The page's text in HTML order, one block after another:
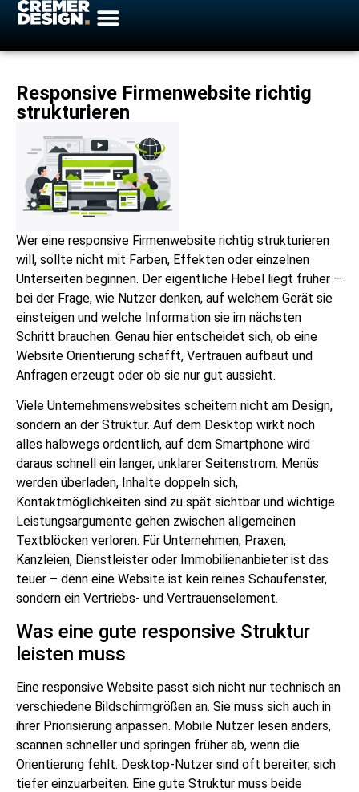
Responsive Firmenwebsite richtig
strukturieren
Wer eine responsive Firmenwebsite richtig strukturieren
will, sollte nicht mit Farben, Effekten oder einzelnen
Unterseiten beginnen. Der eigentliche Hebel liegt früher –
bei der Frage, wie Nutzer denken, auf welchem Gerät sie
einsteigen und welche Information sie im nächsten
Schritt brauchen. Genau hier entscheidet sich, ob eine
Website Orientierung schafft, Vertrauen aufbaut und
Anfragen erzeugt oder ob sie nur gut aussieht.
Viele Unternehmenswebsites scheitern nicht am Design,
sondern an der Struktur. Auf dem Desktop wirkt noch
alles halbwegs ordentlich, auf dem Smartphone wird
daraus schnell ein langer, unklarer Seitenstrom. Menüs
werden überladen, Inhalte doppeln sich,
Kontaktmöglichkeiten sind zu spät sichtbar und wichtige
Leistungsargumente gehen zwischen allgemeinen
Textblöcken verloren. Für Unternehmen, Praxen,
Kanzleien, Dienstleister oder Immobilienanbieter ist das
teuer – denn eine Website ist kein reines Schaufenster,
sondern ein Vertriebs- und Vertrauenselement.
Was eine gute responsive Struktur
leisten muss
Eine responsive Website passt sich nicht nur technisch an
verschiedene Bildschirmgrößen an. Sie muss sich auch in
ihrer Priorisierung anpassen. Mobile Nutzer lesen anders,
scannen schneller und springen früher ab, wenn die
Orientierung fehlt. Desktop-Nutzer sind oft bereiter, sich
tiefer einzuarbeiten. Eine gute Struktur muss beide